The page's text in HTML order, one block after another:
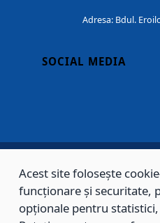
Adresa: Bdul.
SOCIAL MEDIA
Copyright © 2002 - 2026 - PRIMĂRIA
rezervate.
Acest site folosește
funcționare și securitate,
opționale pentru